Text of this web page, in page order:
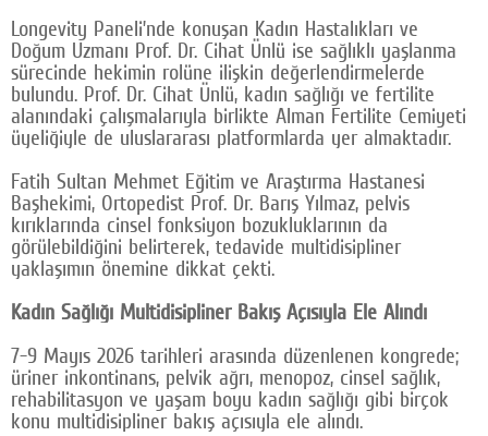
Longevity Paneli’nde konuşan Kadın Hastalıkları ve
Doğum Uzmanı Prof. Dr. Cihat Ünlü ise sağlıklı yaşlanma
sürecinde hekimin rolüne ilişkin değerlendirmelerde
bulundu. Prof. Dr. Cihat Ünlü, kadın sağlığı ve fertilite
alanındaki çalışmalarıyla birlikte Alman Fertilite Cemiyeti
üyeliğiyle de uluslararası platformlarda yer almaktadır.
Fatih Sultan Mehmet Eğitim ve Araştırma Hastanesi
Başhekimi, Ortopedist Prof. Dr. Barış Yılmaz, pelvis
kırıklarında cinsel fonksiyon bozukluklarının da
görülebildiğini belirterek, tedavide multidisipliner
yaklaşımın önemine dikkat çekti.
Kadın Sağlığı Multidisipliner Bakış Açısıyla Ele Alındı
7-9 Mayıs 2026 tarihleri arasında düzenlenen kongrede;
üriner inkontinans, pelvik ağrı, menopoz, cinsel sağlık,
rehabilitasyon ve yaşam boyu kadın sağlığı gibi birçok
konu multidisipliner bakış açısıyla ele alındı.